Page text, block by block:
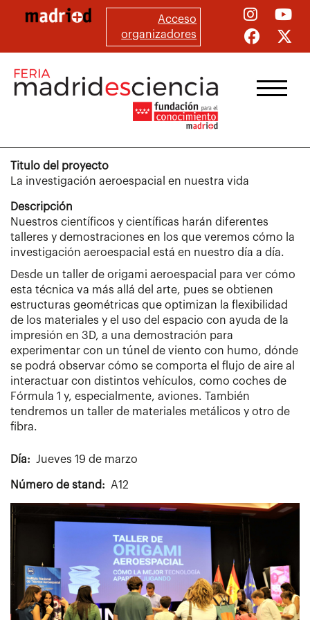
principal
Acceso
organizadores
Titulo del proyecto
La investigación aeroespacial en nuestra vida
Descripción
Nuestros científicos y científicas harán diferentes
talleres y demostraciones en los que veremos cómo la
investigación aeroespacial está en nuestro día a día.
Desde un taller de origami aeroespacial para ver cómo
esta técnica va más allá del arte, pues se obtienen
estructuras geométricas que optimizan la flexibilidad
de los materiales y el uso del espacio con ayuda de la
impresión en 3D, a una demostración para
experimentar con un túnel de viento con humo, dónde
se podrá observar cómo se comporta el flujo de aire al
interactuar con distintos vehículos, como coches de
Fórmula 1 y, especialmente, aviones. También
tendremos un taller de materiales metálicos y otro de
fibra.
Día Jueves 19 de marzo
Número de stand A12